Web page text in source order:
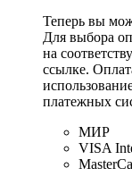
Теперь вы
Для выбора
на
ссылке.
платежных
МИР
VISA